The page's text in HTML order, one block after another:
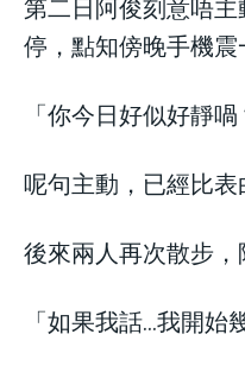
第二日阿俊刻意唔
停，點知傍晚手機
「你今日好似好靜喎
呢句主動，已經比表
後來兩人再次散步，
「如果我話…我開始